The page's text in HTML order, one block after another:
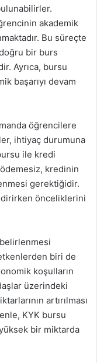
akademik
Bu süreçte
bir burs
Ayrıca, bursu
başarıyı devam
öğrencilere
ihtiyaç durumuna
ile kredi
kredinin
gerektiğidir.
önceliklerini
belirlenmesi
biri de
koşulların
üzerindeki
artırılması
KYK bursu
bir miktarda